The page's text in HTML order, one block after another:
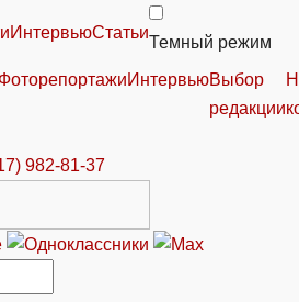
ИнтервьюСтатьи
Темный режим
ФоторепортажиИнтервьюВыбор
редакции
982-81-37